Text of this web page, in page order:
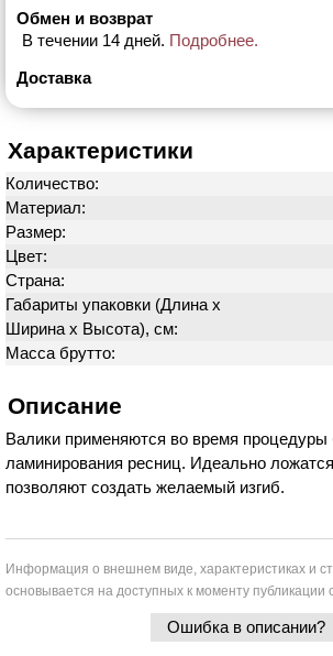
Обмен и возврат
В течении 14 дней. Подробнее.
Доставка
Характеристики
Количество:
Материал:
Размер:
Цвет:
Страна:
Габариты упаковки (Длина х
Ширина х Высота), см:
Масса брутто:
Описание
Валики применяются во время процедуры
ламинирования ресниц. Идеально
позволяют создать желаемый изгиб.
Информация о внешнем виде, характеристиках и
основывается на доступных к моменту публикации
Ошибка в описании?